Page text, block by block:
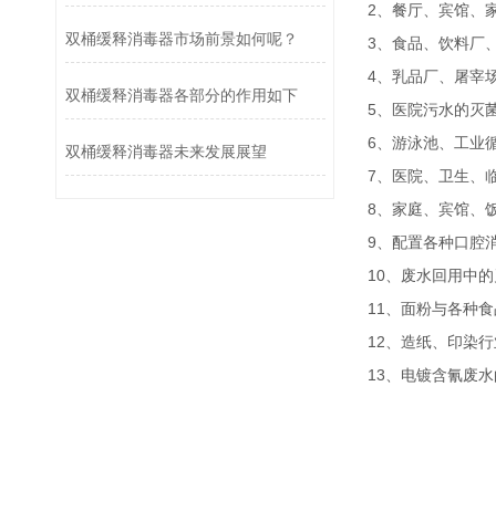
2、餐厅、宾馆、
3、食品、饮料厂
4、乳品厂、屠宰
5、医院污水的灭
6、游泳池、工业
7、医院、卫生、
8、家庭、宾馆、
9、配置各种口腔
10、废水回用中
11、面粉与各种
12、造纸、印染
13、电镀含氰废
双桶缓释消毒器市场前景如何呢？
双桶缓释消毒器各部分的作用如下
双桶缓释消毒器未来发展展望